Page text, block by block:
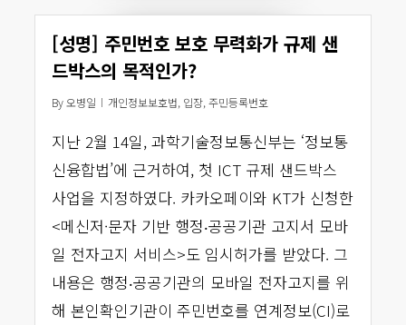
[성명] 주민번호 보호 무력화가 규제 샌
드박스의 목적인가?
By 오병일 개인정보보호법, 입장,주민등록번호
지난 2월 14일, 과학기술정보통신부는 ‘정보통
신융합법’에 근거하여, 첫 ICT 규제 샌드박스
사업을 지정하였다. 카카오페이와 KT가 신청한
<메신저·문자 기반 행정‧공공기관 고지서 모바
일 전자고지 서비스>도 임시허가를 받았다. 그
내용은 행정‧공공기관의 모바일 전자고지를 위
해 본인확인기관이 주민번호를 연계정보(CI)로